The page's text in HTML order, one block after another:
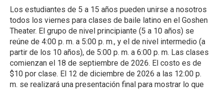
Los estudiantes de 5 a 15 años pueden unirse a nosotros
todos los viernes para clases de baile latino en el Goshen
Theater. El grupo de nivel principiante (5 a 10 años) se
reúne de 4:00 p. m. a 5:00 p. m., y el de nivel intermedio (a
partir de los 10 años), de 5:00 p. m. a 6:00 p. m. Las clases
comienzan el 18 de septiembre de 2026. El costo es de
$10 por clase. El 12 de diciembre de 2026 a las 12:00 p.
m. se realizará una presentación final para mostrar lo que